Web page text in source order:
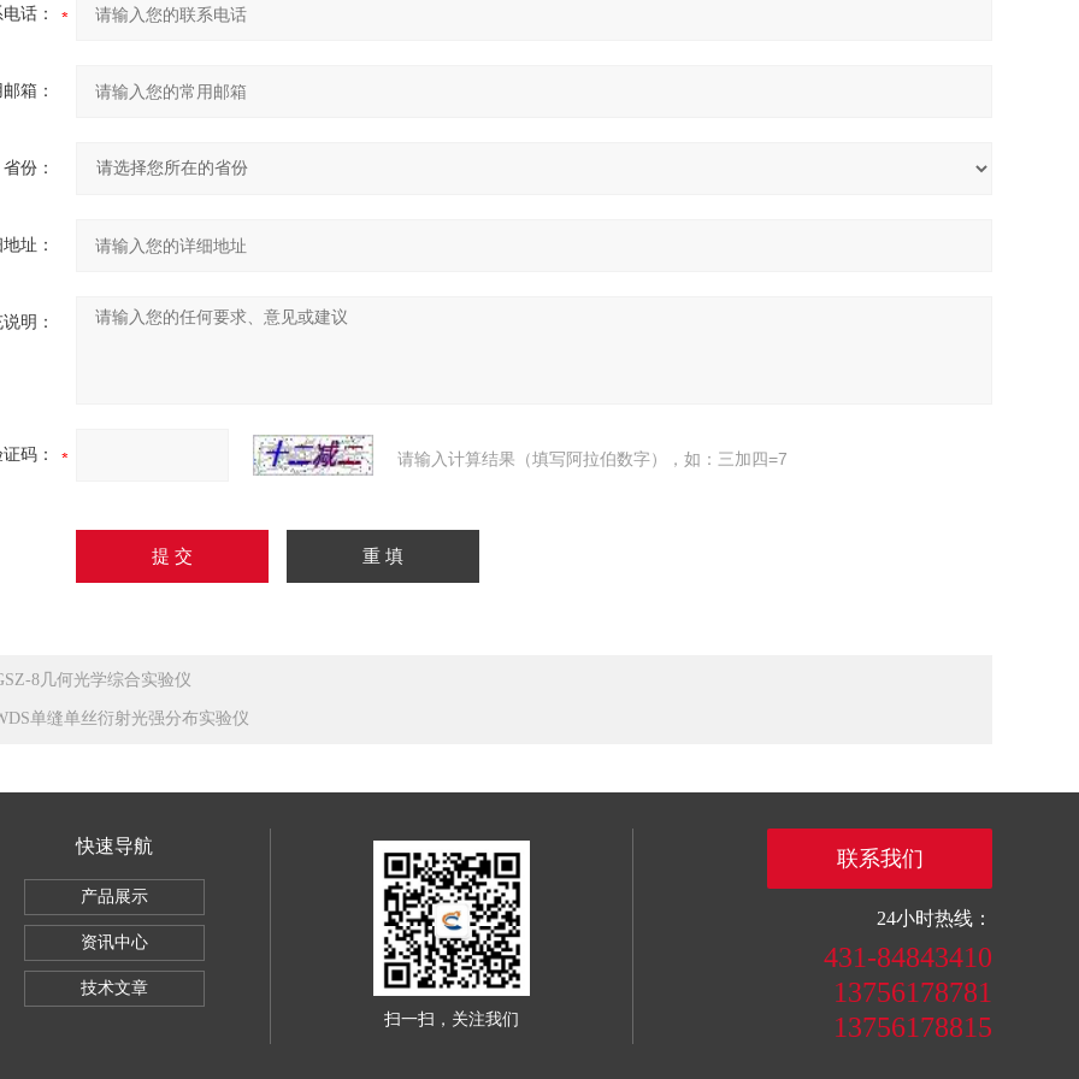
话：
箱：
省份：
址：
明：
码： 请输入计算结果（填写阿拉伯数字），如：三加四=7
8几何光学综合实验仪
单缝单丝衍射光强分布实验仪
快速导航
产品展示
资讯中心
技术文章
扫一扫，关注我们
联系我们
24小时热线：
431-84843410
13756178781
13756178815